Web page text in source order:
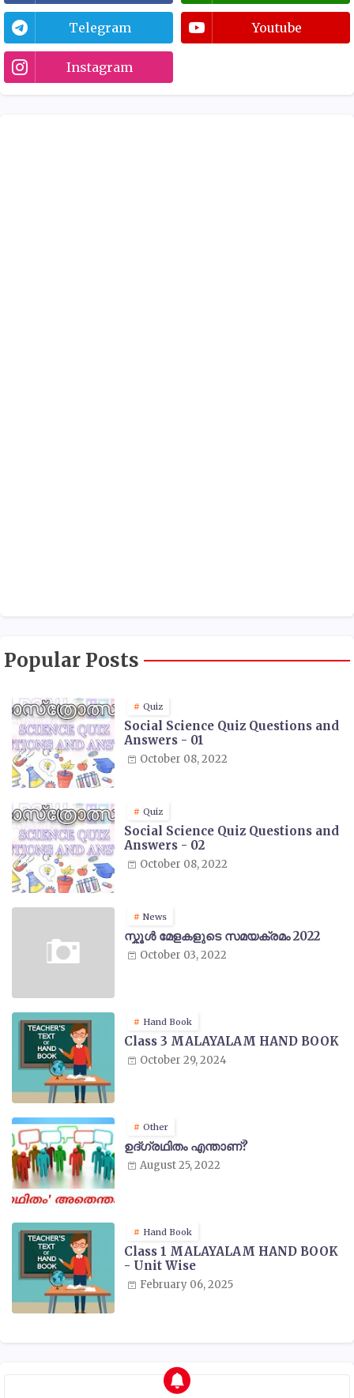
Telegram Youtube
Instagram
Popular Posts
Quiz
Social Science Quiz Questions and
Answers - 01
October 08, 2022
Quiz
Social Science Quiz Questions and
Answers - 02
October 08, 2022
News
സ്കൂൾ മേളകളുടെ സമയക്രമം 2022
October 03, 2022
Hand Book
Class 3 MALAYALAM HAND BOOK
October 29, 2024
Other
ഉദ്ഗ്രഥിതം എന്താണ്?
August 25, 2022
Hand Book
Class 1 MALAYALAM HAND BOOK
- Unit Wise
February 06, 2025